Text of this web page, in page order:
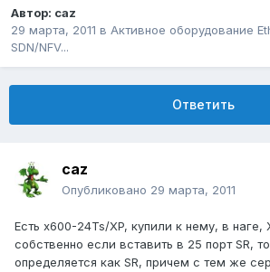
Автор: caz
29 марта, 2011 в Активное оборудование
SDN/NFV...
Ответить
caz
Опубликовано 29 марта, 2011
Есть x600-24Ts/XP, купили к нему, в наге,
собственно если вставить в 25 порт SR,
определяется как SR, причем с тем же